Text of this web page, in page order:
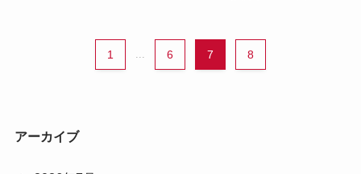
1 ... 6 7 8
アーカイブ